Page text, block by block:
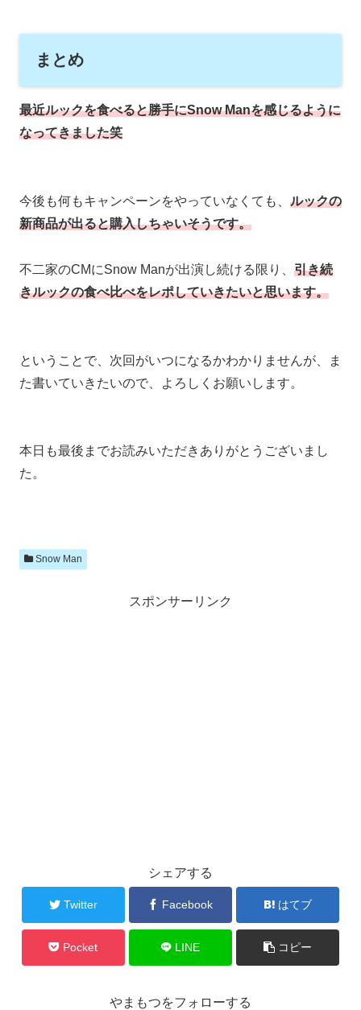
まとめ
最近ルックを食べると勝手にSnow Manを感じるように
なってきました笑
今後も何もキャンペーンをやっていなくても、 ルックの
新商品が出ると購入しちゃいそうです。
不二家のCMにSnow Manが出演し続ける限り、 引き続
きルックの食べ比べをレポしていきたいと思います。
ということで、次回がいつになるかわかりませんが、ま
た書いていきたいので、よろしくお願いします。
本日も最後までお読みいただきありがとうございまし
た。
Snow Man
スポンサーリンク
シェアする
Twitter Facebook はてブ
Pocket LINE コピー
やまもつをフォローする